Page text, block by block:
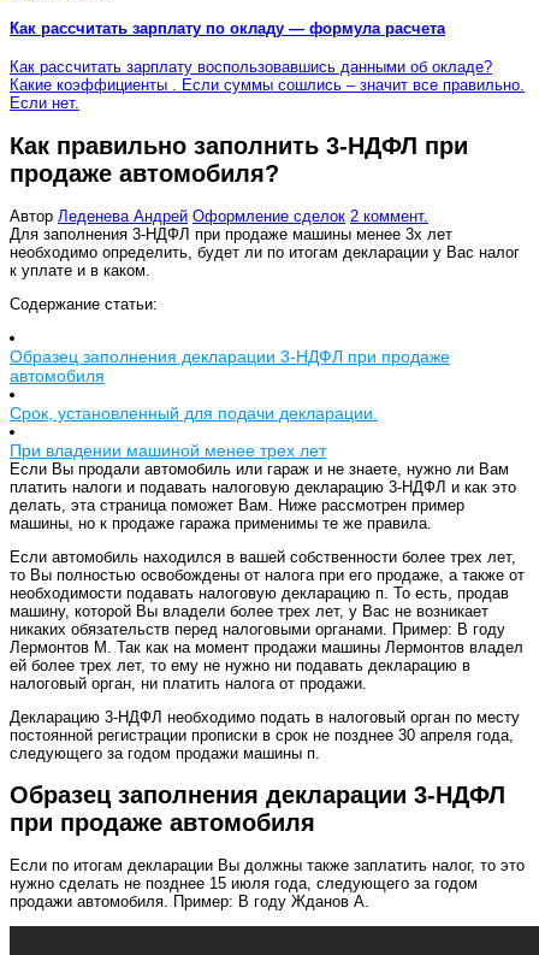
Как рассчитать зарплату по окладу — формула расчета
Как рассчитать зарплату воспользовавшись данными об окладе?
Какие коэффициенты . Если суммы сошлись – значит все правильно.
Если нет.
Как правильно заполнить 3-НДФЛ при
продаже автомобиля?
Автор Леденева Андрей Оформление сделок 2 коммент.
Для заполнения 3-НДФЛ при продаже машины менее 3х лет
необходимо определить, будет ли по итогам декларации у Вас налог
к уплате и в каком.
Содержание статьи:
Образец заполнения декларации 3-НДФЛ при продаже
автомобиля
Срок, установленный для подачи декларации.
При владении машиной менее трех лет
Если Вы продали автомобиль или гараж и не знаете, нужно ли Вам
платить налоги и подавать налоговую декларацию 3-НДФЛ и как это
делать, эта страница поможет Вам. Ниже рассмотрен пример
машины, но к продаже гаража применимы те же правила.
Если автомобиль находился в вашей собственности более трех лет,
то Вы полностью освобождены от налога при его продаже, а также от
необходимости подавать налоговую декларацию п. То есть, продав
машину, которой Вы владели более трех лет, у Вас не возникает
никаких обязательств перед налоговыми органами. Пример: В году
Лермонтов М. Так как на момент продажи машины Лермонтов владел
ей более трех лет, то ему не нужно ни подавать декларацию в
налоговый орган, ни платить налога от продажи.
Декларацию 3-НДФЛ необходимо подать в налоговый орган по месту
постоянной регистрации прописки в срок не позднее 30 апреля года,
следующего за годом продажи машины п.
Образец заполнения декларации 3-НДФЛ
при продаже автомобиля
Если по итогам декларации Вы должны также заплатить налог, то это
нужно сделать не позднее 15 июля года, следующего за годом
продажи автомобиля. Пример: В году Жданов А.